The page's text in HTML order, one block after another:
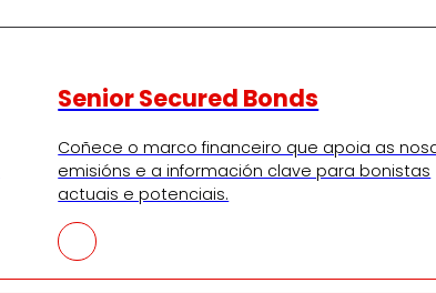
Senior Secured Bonds
Coñece o marco financeiro que apoia as
emisións e a información clave para bonistas
actuais e potenciais.